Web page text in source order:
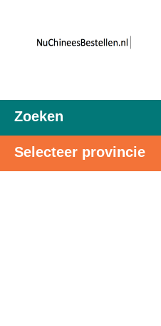
Zoeken
Selecteer provincie